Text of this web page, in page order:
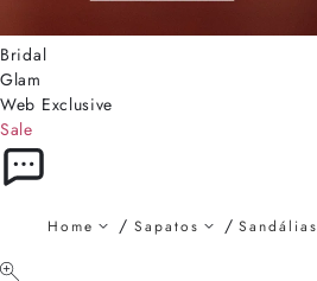
Bridal
Glam
Web Exclusive
Sale
Home Sapatos Sandálias